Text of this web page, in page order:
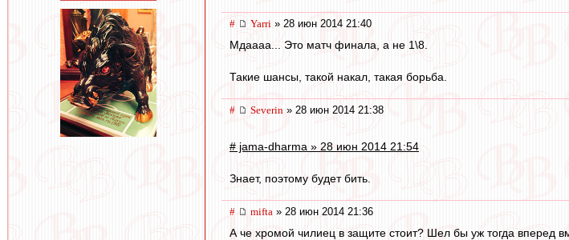
# Yarri » 28 июн 2014 21:40
Мдаааа... Это матч финала, а не 1\8.
Такие шансы, такой накал, такая борьба.
# Severin » 28 июн 2014 21:38
# jama-dharma » 28 июн 2014 21:54
Знает, поэтому будет бить.
# mifta » 28 июн 2014 21:36
А че хромой чилиец в защите стоит? Шел бы уж тогда вперед